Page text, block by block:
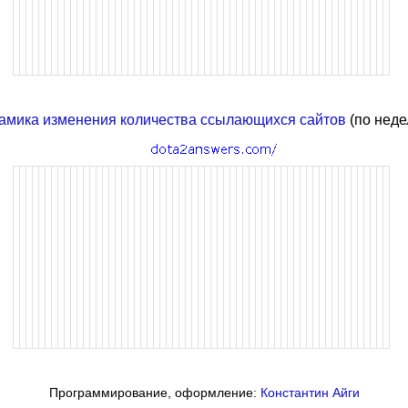
изменения количества ссылающихся сайтов (по
Программирование, оформление: Константин Айги